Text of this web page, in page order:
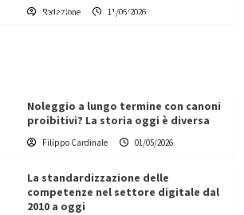
Redazione 11/06/2026
giro d’affari contribuisce
Noleggio a lungo termine con canoni
proibitivi? La storia oggi è diversa
Filippo Cardinale 01/05/2026
La standardizzazione delle
competenze nel settore digitale dal
2010 a oggi